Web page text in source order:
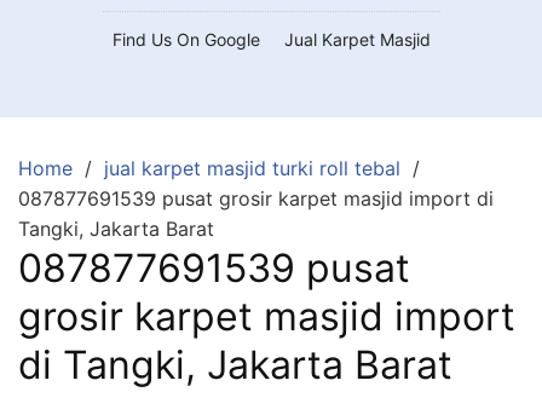
Find Us On Google Jual Karpet Masjid
Home
jual karpet masjid turki roll tebal
087877691539 pusat grosir karpet masjid import di
Tangki, Jakarta Barat
087877691539 pusat
grosir karpet masjid import
di Tangki, Jakarta Barat